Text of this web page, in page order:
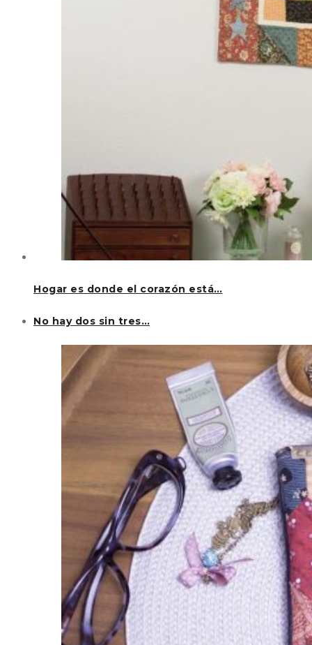
Hogar es donde el corazón está…
No hay dos sin tres…